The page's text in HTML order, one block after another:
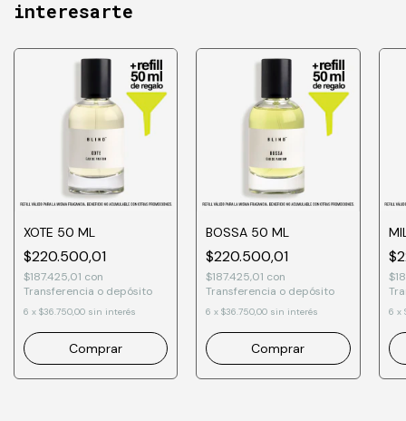
interesarte
XOTE 50 ML
$220.500,01
$187.425,01 con
Transferencia o depósito
6 x $36.750,00 sin interés
Comprar
BOSSA 50 ML
$220.500,01
$187.425,01 con
Transferencia o depósito
6 x$36.750,00 sin interés
Comprar
6 x